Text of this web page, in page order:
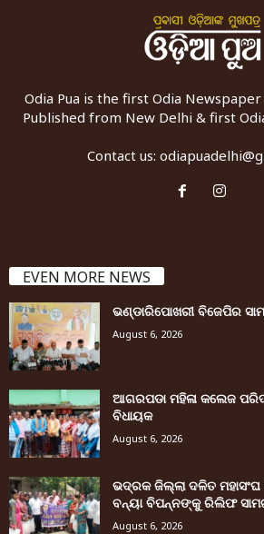
Odia Pua is the first Odia
Published from New Delhi & first
Contact us:
EVEN MORE NEWS
ଭଣ୍ଡାରିପୋଖରୀ ବିଜେପିର
August 6, 2026
ଆଗରପଡା ମହିଳା କଲେଜ
ବିଧାୟକ
August 6, 2026
ଭଦ୍ରକ ଜିଲ୍ଲା ଦଳିତ
ବନ୍ୟା ବିପନ୍ନଙ୍କୁ ରିଲିଫ
August 6, 2026